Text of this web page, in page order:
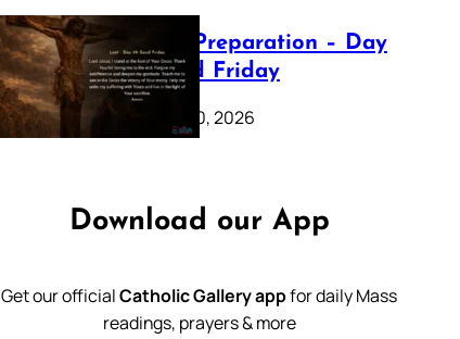
Lenten Preparation – Day
39: Good Friday
February 20, 2026
Download our App
Get our officialCatholic Gallery appfor daily Mass
readings, prayers & more